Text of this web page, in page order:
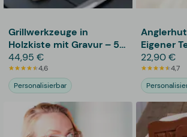
Grillwerkzeuge in
Holzkiste mit Gravur – 5-
teilig
44,95 €
4,6
Personalisierbar
Eigener
22,90 €
4,7